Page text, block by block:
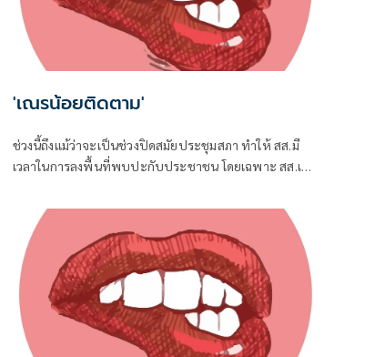
'เณรน้อยติดตาม'
ช่วงนี้ถึงแม้ว่าจะเป็นช่วงปิดสมัยประชุมสภา ทำให้ สส.มี
เวลาในการลงพื้นที่พบปะกับประชาชน โดยเฉพาะ สส.เขต
การลงพื้นที่แก้ปัญหาในเขต